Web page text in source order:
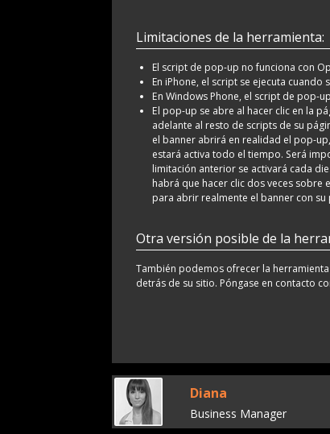
Limitaciones de la herramienta:
El script de pop-up no funciona con
En iPhone, el script se ejecuta cuando
En Windows Phone, el script de pop-
El pop-up se abre al hacer clic en la
adelante al resto de scripts de su
el banner abrirá en realidad el pop-
estará activa todo el tiempo. Será
limitación anterior se activará cada
habrá que hacer clic dos veces sobre
para abrir realmente el banner con
Otra versión posible de la
También podemos ofrecer la
detrás de su sitio. Póngase en contacto
Diana
Business Manager